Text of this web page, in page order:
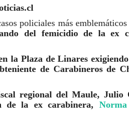
policiales más
del femicidio de la ex
la Plaza de Linares
de Carabineros de
regional del Maule, Julio
de la ex carabinera, Norma
Deporte